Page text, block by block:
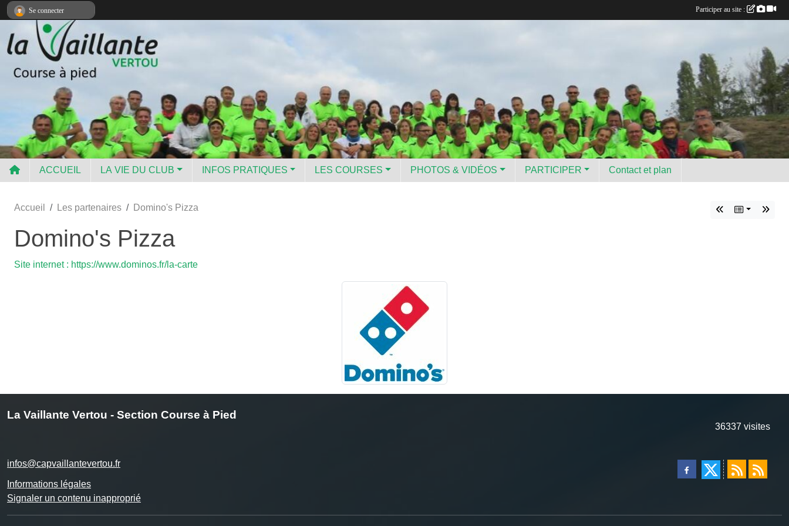
ACCUEIL LA VIE DU CLUB INFOS PRATIQUES LES COURSES PHOTOS & VIDÉOS PARTICIPER Contact et plan
Accueil Les partenaires Domino's Pizza
Domino's Pizza
Site internet : https://www.dominos.fr/la-carte
La Vaillante Vertou - Section Course à Pied
infos@capvaillantevertou.fr
Informations légales
Signaler un contenu inapproprié
36337 visites
Se connecter Participer au site :
Panneau de gestion des cookies